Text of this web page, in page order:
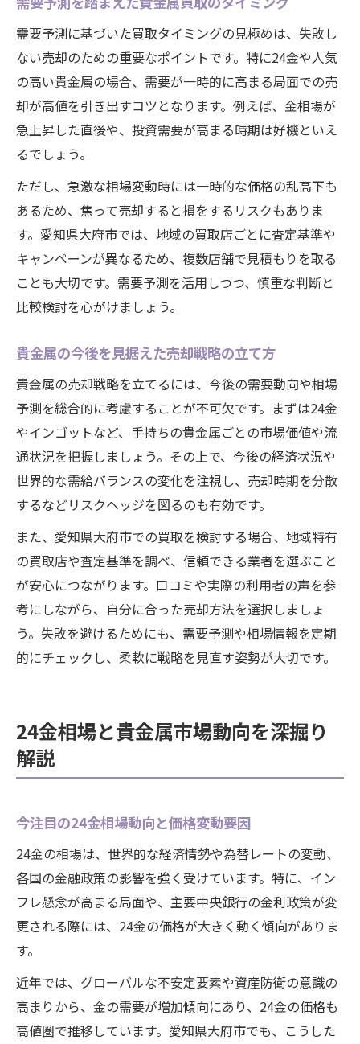
需要予測に基づいた買取タイミングの見極めは、失敗し
ない売却のための重要なポイントです。特に24金や人気
の高い貴金属の場合、需要が一時的に高まる局面での売
却が高値を引き出すコツとなります。例えば、金相場が
急上昇した直後や、投資需要が高まる時期は好機といえ
るでしょう。
ただし、急激な相場変動時には一時的な価格の乱高下も
あるため、焦って売却すると損をするリスクもありま
す。愛知県大府市では、地域の買取店ごとに査定基準や
キャンペーンが異なるため、複数店舗で見積もりを取る
ことも大切です。需要予測を活用しつつ、慎重な判断と
比較検討を心がけましょう。
貴金属の今後を見据えた売却戦略の立て方
貴金属の売却戦略を立てるには、今後の需要動向や相場
予測を総合的に考慮することが不可欠です。まずは24金
やインゴットなど、手持ちの貴金属ごとの市場価値や流
通状況を把握しましょう。その上で、今後の経済状況や
世界的な需給バランスの変化を注視し、売却時期を分散
するなどリスクヘッジを図るのも有効です。
また、愛知県大府市での買取を検討する場合、地域特有
の買取店や査定基準を調べ、信頼できる業者を選ぶこと
が安心につながります。口コミや実際の利用者の声を参
考にしながら、自分に合った売却方法を選択しましょ
う。失敗を避けるためにも、需要予測や相場情報を定期
的にチェックし、柔軟に戦略を見直す姿勢が大切です。
24金相場と貴金属市場動向を深掘り
解説
今注目の24金相場動向と価格変動要因
24金の相場は、世界的な経済情勢や為替レートの変動、
各国の金融政策の影響を強く受けています。特に、イン
フレ懸念が高まる局面や、主要中央銀行の金利政策が変
更される際には、24金の価格が大きく動く傾向がありま
す。
近年では、グローバルな不安定要素や資産防衛の意識の
高まりから、金の需要が増加傾向にあり、24金の価格も
高値圏で推移しています。愛知県大府市でも、こうした